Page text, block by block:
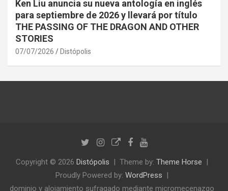
Ken Liu anuncia su nueva antología en inglés
para septiembre de 2026 y llevará por título
THE PASSING OF THE DRAGON AND OTHER
STORIES
07/07/2026 Distópolis
Copyright © 2026 Distópolis Theme by: Theme Horse
Proudly Powered by: WordPress
dominio y alojamiento sufragado mediante micromecenazgo